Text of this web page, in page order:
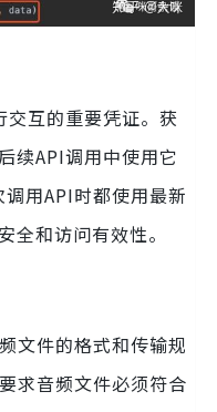
互的重要凭证。获
续API调用中使用它
用API时都使用最新
和访问有效性。
文件的格式和传输规
求音频文件必须符合